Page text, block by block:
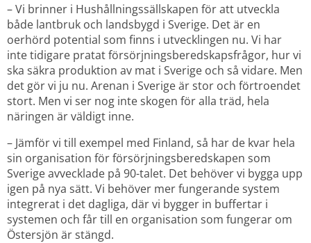
– Vi brinner i Hushållningssällskapen för att utveckla
både lantbruk och landsbygd i Sverige. Det är en
oerhörd potential som finns i utvecklingen nu. Vi har
inte tidigare pratat försörjningsberedskapsfrågor, hur vi
ska säkra produktion av mat i Sverige och så vidare. Men
det gör vi ju nu. Arenan i Sverige är stor och förtroendet
stort. Men vi ser nog inte skogen för alla träd, hela
näringen är väldigt inne.
– Jämför vi till exempel med Finland, så har de kvar hela
sin organisation för försörjningsberedskapen som
Sverige avvecklade på 90-talet. Det behöver vi bygga upp
igen på nya sätt. Vi behöver mer fungerande system
integrerat i det dagliga, där vi bygger in buffertar i
systemen och får till en organisation som fungerar om
Östersjön är stängd.